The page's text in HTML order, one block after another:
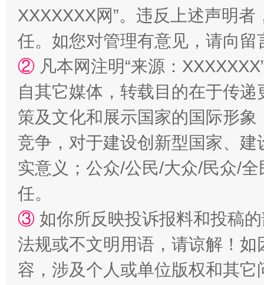
扯下公款旅游的“隐身衣” 如何以
XXXXXXX网”。违反上述声明
任。如您对管理有意见，请向
② 凡本网注明“来源：
自其它媒体，转载目的在于传
策及文化和展示国家的国际形
竞争，对于建设创新型国家、
实意义；公众/公民/大众/民众/
任。
③ 如你所反映投诉报料和投稿
法规或不文明用语，请谅解！
容，涉及个人或单位版权和其它